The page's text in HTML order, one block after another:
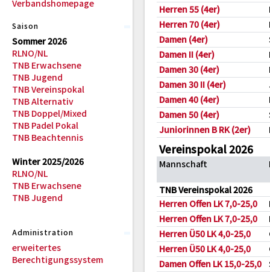
Verbandshomepage
Saison
Sommer 2026
RLNO/NL
TNB Erwachsene
TNB Jugend
TNB Vereinspokal
TNB Alternativ
TNB Doppel/Mixed
TNB Padel Pokal
TNB Beachtennis
Winter 2025/2026
RLNO/NL
TNB Erwachsene
TNB Jugend
Administration
erweitertes
Berechtigungssystem
Herren 55 (4er)
Herren 70 (4er)
Damen (4er)
Damen II (4er)
Damen 30 (4er)
Damen 30 II (4er)
Damen 40 (4er)
Damen 50 (4er)
Juniorinnen B RK (2er)
Vereinspokal 2026
Mannschaft
TNB Vereinspokal 2026
Herren Offen LK 7,0-25,0
Herren Offen LK 7,0-25,0
Herren Ü50 LK 4,0-25,0
Herren Ü50 LK 4,0-25,0
Damen Offen LK 15,0-25,0